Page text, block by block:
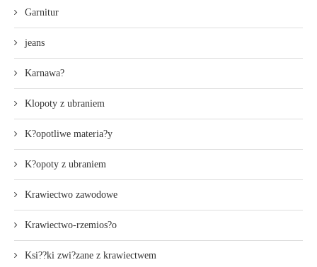
Garnitur
jeans
Karnawa?
Klopoty z ubraniem
K?opotliwe materia?y
K?opoty z ubraniem
Krawiectwo zawodowe
Krawiectwo-rzemios?o
Ksi??ki zwi?zane z krawiectwem